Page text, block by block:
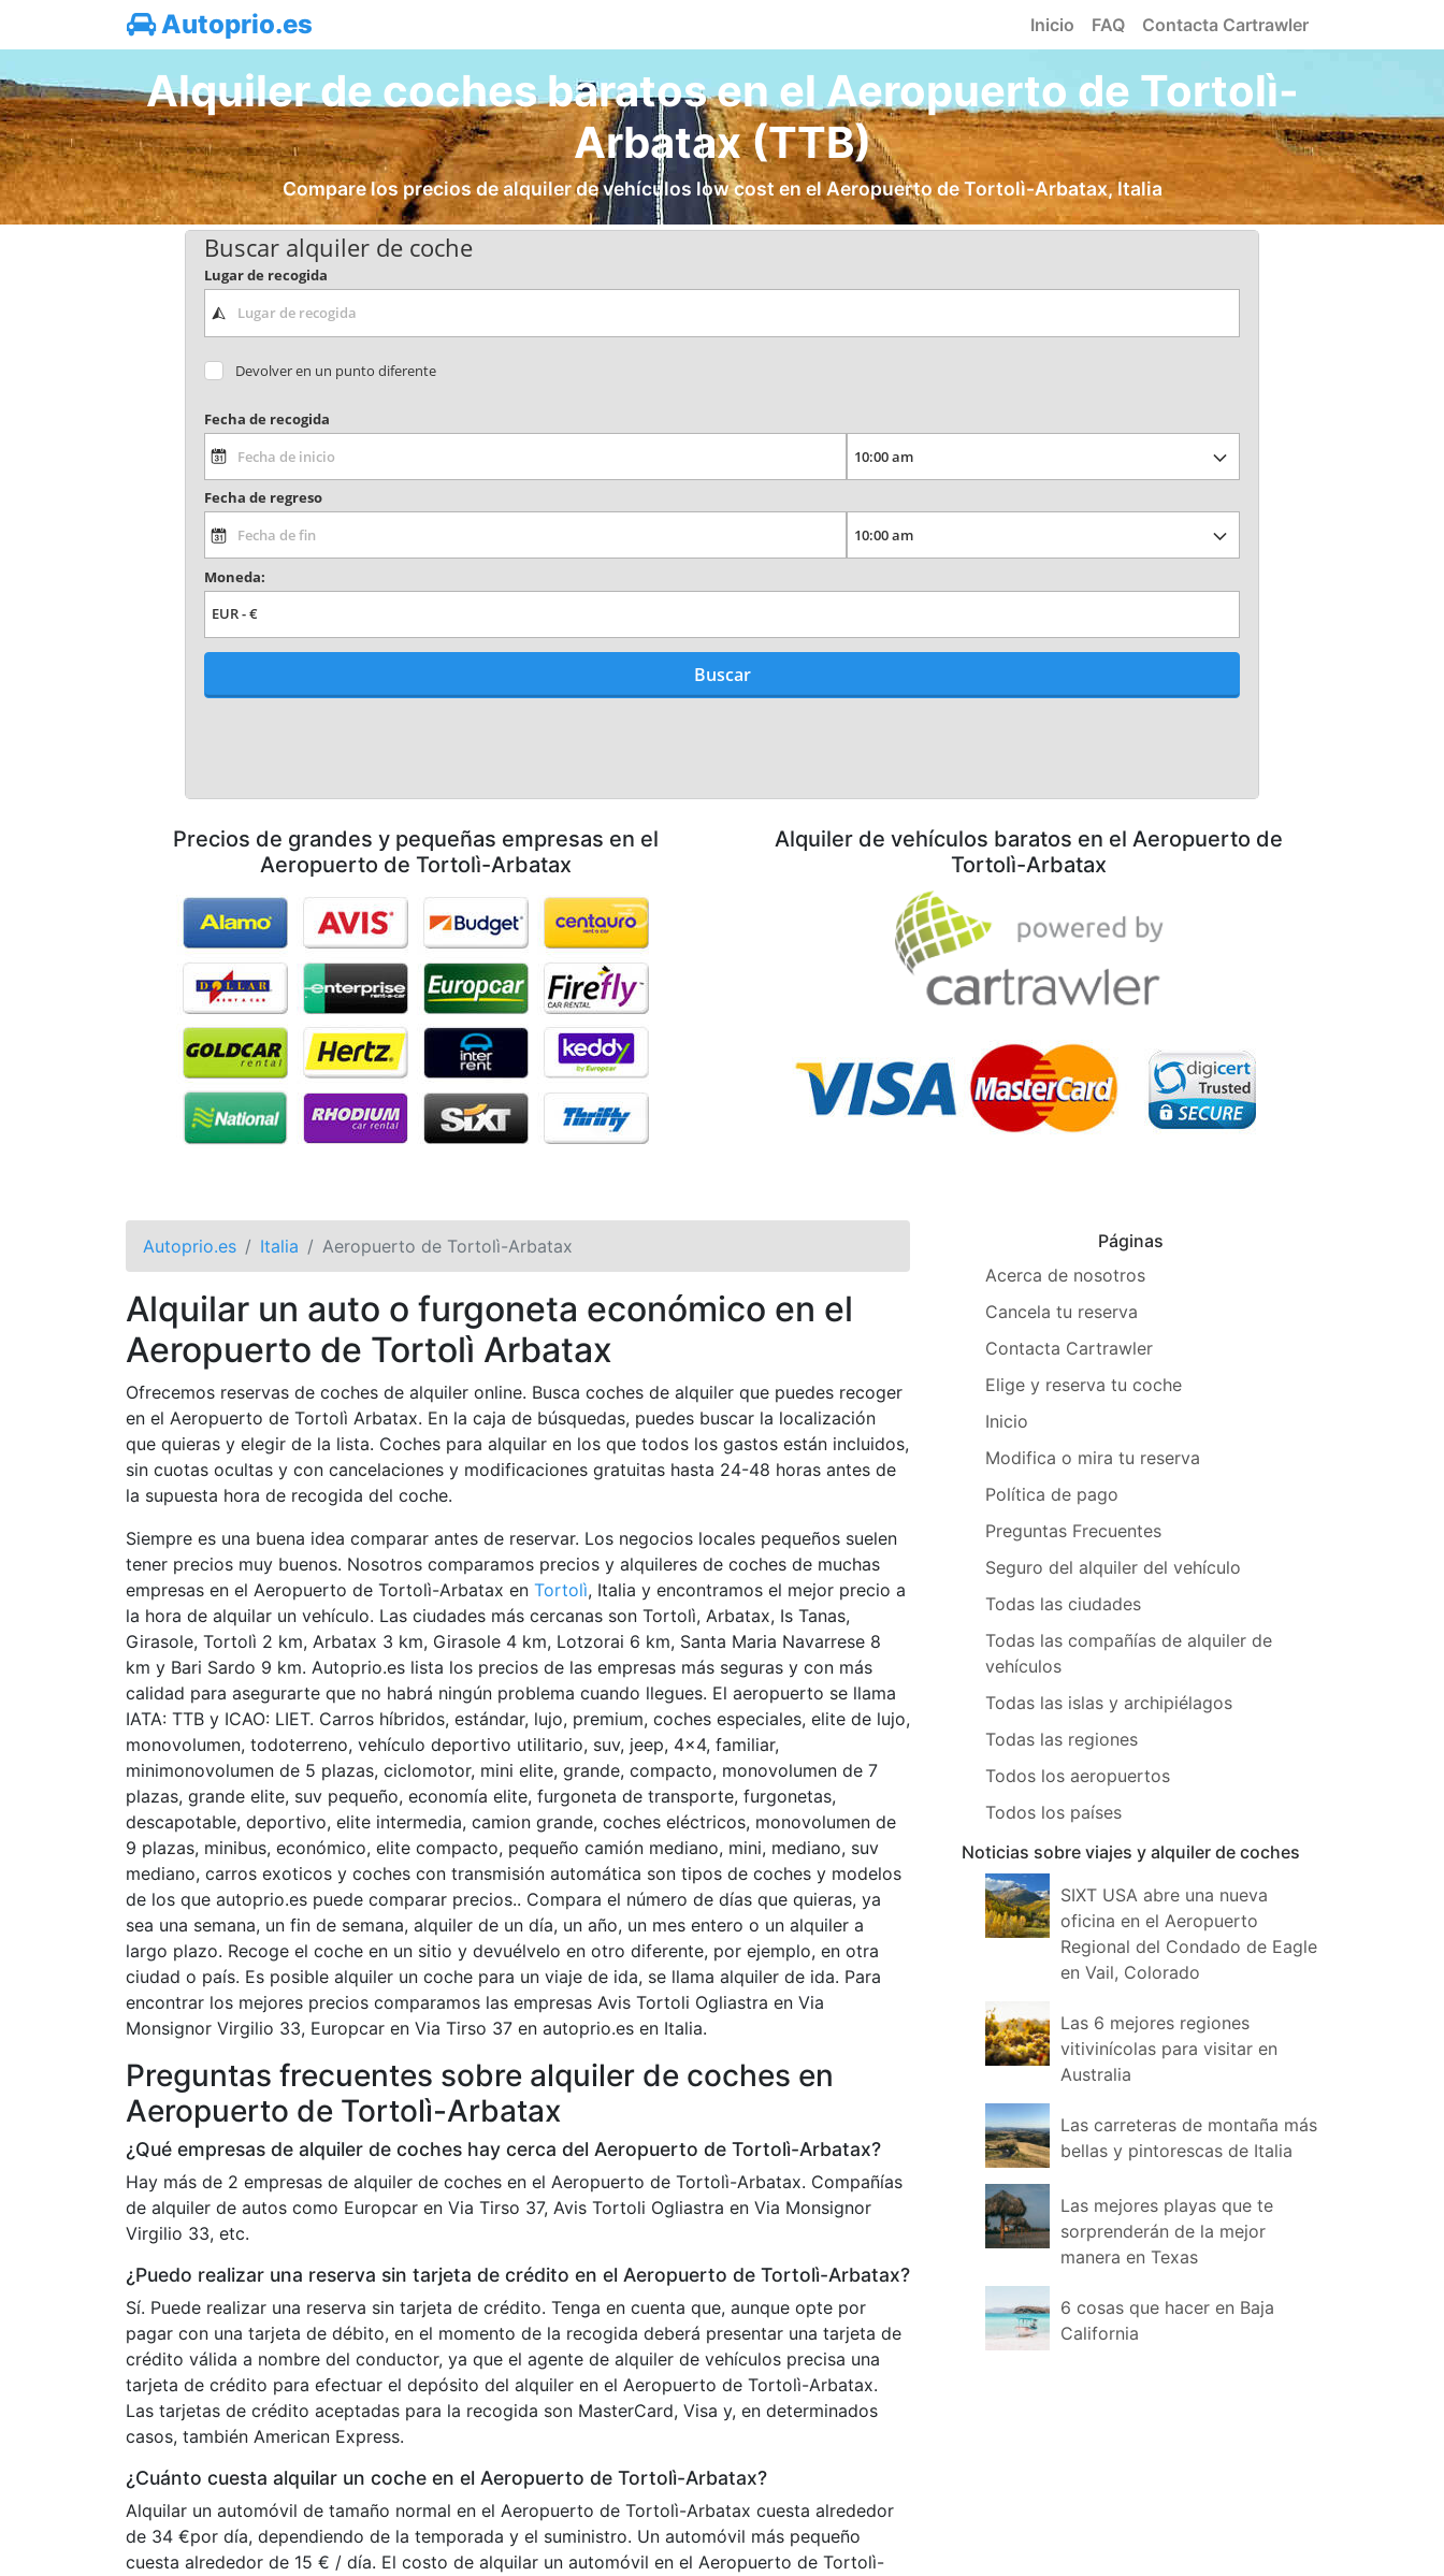
Autoprio.es Inicio FAQ Contacta Cartrawler
Alquiler de coches baratos en el Aeropuerto de Tortolì-
Arbatax (TTB)
Compare los precios de alquiler de vehículos low cost en el Aeropuerto de Tortolì-Arbatax, Italia
Precios de grandes y pequeñas empresas en el
Aeropuerto de Tortolì-Arbatax
Alquiler de vehículos baratos en el Aeropuerto de
Tortolì-Arbatax
Autoprio.es Italia Aeropuerto de Tortolì-Arbatax
Alquilar un auto o furgoneta económico en el
Aeropuerto de Tortolì Arbatax
Ofrecemos reservas de coches de alquiler online. Busca coches de alquiler que puedes recoger
en el Aeropuerto de Tortolì Arbatax. En la caja de búsquedas, puedes buscar la localización
que quieras y elegir de la lista. Coches para alquilar en los que todos los gastos están incluidos,
sin cuotas ocultas y con cancelaciones y modificaciones gratuitas hasta 24-48 horas antes de
la supuesta hora de recogida del coche.
Siempre es una buena idea comparar antes de reservar. Los negocios locales pequeños suelen
tener precios muy buenos. Nosotros comparamos precios y alquileres de coches de muchas
empresas en el Aeropuerto de Tortolì-Arbatax en Tortolì, Italia y encontramos el mejor precio a
la hora de alquilar un vehículo. Las ciudades más cercanas son Tortolì, Arbatax, Is Tanas,
Girasole, Tortolì 2 km, Arbatax 3 km, Girasole 4 km, Lotzorai 6 km, Santa Maria Navarrese 8
km y Bari Sardo 9 km. Autoprio.es lista los precios de las empresas más seguras y con más
calidad para asegurarte que no habrá ningún problema cuando llegues. El aeropuerto se llama
IATA: TTB y ICAO: LIET. Carros híbridos, estándar, lujo, premium, coches especiales, elite de lujo,
monovolumen, todoterreno, vehículo deportivo utilitario, suv, jeep, 4×4, familiar,
minimonovolumen de 5 plazas, ciclomotor, mini elite, grande, compacto, monovolumen de 7
plazas, grande elite, suv pequeño, economía elite, furgoneta de transporte, furgonetas,
descapotable, deportivo, elite intermedia, camion grande, coches eléctricos, monovolumen de
9 plazas, minibus, económico, elite compacto, pequeño camión mediano, mini, mediano, suv
mediano, carros exoticos y coches con transmisión automática son tipos de coches y modelos
de los que autoprio.es puede comparar precios.. Compara el número de días que quieras, ya
sea una semana, un fin de semana, alquiler de un día, un año, un mes entero o un alquiler a
largo plazo. Recoge el coche en un sitio y devuélvelo en otro diferente, por ejemplo, en otra
ciudad o país. Es posible alquiler un coche para un viaje de ida, se llama alquiler de ida. Para
encontrar los mejores precios comparamos las empresas Avis Tortoli Ogliastra en Via
Monsignor Virgilio 33, Europcar en Via Tirso 37 en autoprio.es en Italia.
Preguntas frecuentes sobre alquiler de coches en
Aeropuerto de Tortolì-Arbatax
¿Qué empresas de alquiler de coches hay cerca del Aeropuerto de Tortolì-Arbatax?
Hay más de 2 empresas de alquiler de coches en el Aeropuerto de Tortolì-Arbatax. Compañías
de alquiler de autos como Europcar en Via Tirso 37, Avis Tortoli Ogliastra en Via Monsignor
Virgilio 33, etc.
¿Puedo realizar una reserva sin tarjeta de crédito en el Aeropuerto de Tortolì-Arbatax?
Sí. Puede realizar una reserva sin tarjeta de crédito. Tenga en cuenta que, aunque opte por
pagar con una tarjeta de débito, en el momento de la recogida deberá presentar una tarjeta de
crédito válida a nombre del conductor, ya que el agente de alquiler de vehículos precisa una
tarjeta de crédito para efectuar el depósito del alquiler en el Aeropuerto de Tortolì-Arbatax.
Las tarjetas de crédito aceptadas para la recogida son MasterCard, Visa y, en determinados
casos, también American Express.
¿Cuánto cuesta alquilar un coche en el Aeropuerto de Tortolì-Arbatax?
Alquilar un automóvil de tamaño normal en el Aeropuerto de Tortolì-Arbatax cuesta alrededor
de 34 €por día, dependiendo de la temporada y el suministro. Un automóvil más pequeño
cuesta alrededor de 15 € / día. El costo de alquilar un automóvil en el Aeropuerto de Tortolì-
Páginas
Acerca de nosotros
Cancela tu reserva
Contacta Cartrawler
Elige y reserva tu coche
Inicio
Modifica o mira tu reserva
Política de pago
Preguntas Frecuentes
Seguro del alquiler del vehículo
Todas las ciudades
Todas las compañías de alquiler de
vehículos
Todas las islas y archipiélagos
Todas las regiones
Todos los aeropuertos
Todos los países
Noticias sobre viajes y alquiler de coches
SIXT USA abre una nueva
oficina en el Aeropuerto
Regional del Condado de Eagle
en Vail, Colorado
Las 6 mejores regiones
vitivinícolas para visitar en
Australia
Las carreteras de montaña más
bellas y pintorescas de Italia
Las mejores playas que te
sorprenderán de la mejor
manera en Texas
6 cosas que hacer en Baja
California